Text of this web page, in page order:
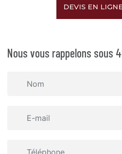
DEVIS EN
Nous vous rappelons sous